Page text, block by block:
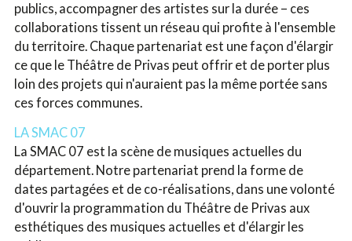
publics, accompagner des artistes sur la durée – ces
collaborations tissent un réseau qui profite à l'ensemble
du territoire. Chaque partenariat est une façon d'élargir
ce que le Théâtre de Privas peut offrir et de porter plus
loin des projets qui n'auraient pas la même portée sans
ces forces communes.
LA SMAC 07
La SMAC 07 est la scène de musiques actuelles du
département. Notre partenariat prend la forme de
dates partagées et de co-réalisations, dans une volonté
d'ouvrir la programmation du Théâtre de Privas aux
esthétiques des musiques actuelles et d'élargir les